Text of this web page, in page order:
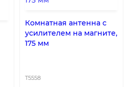
Комнатная антенна с
усилителем на магните,
175 мм
T5558